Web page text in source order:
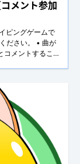
メント参加
ピングゲームで
コメントすること
なの読み仮名 (英
よりも点数は低